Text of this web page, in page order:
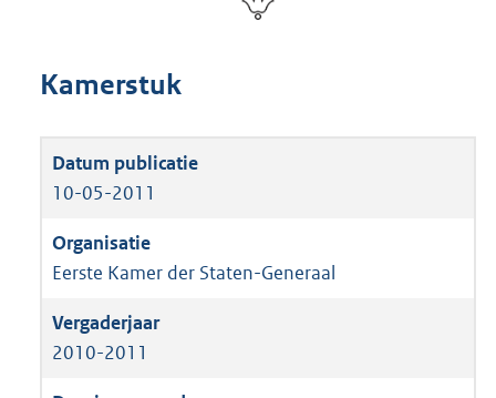
Kamerstuk
10-05-2011
Eerste Kamer der Staten-Generaal
2010-2011